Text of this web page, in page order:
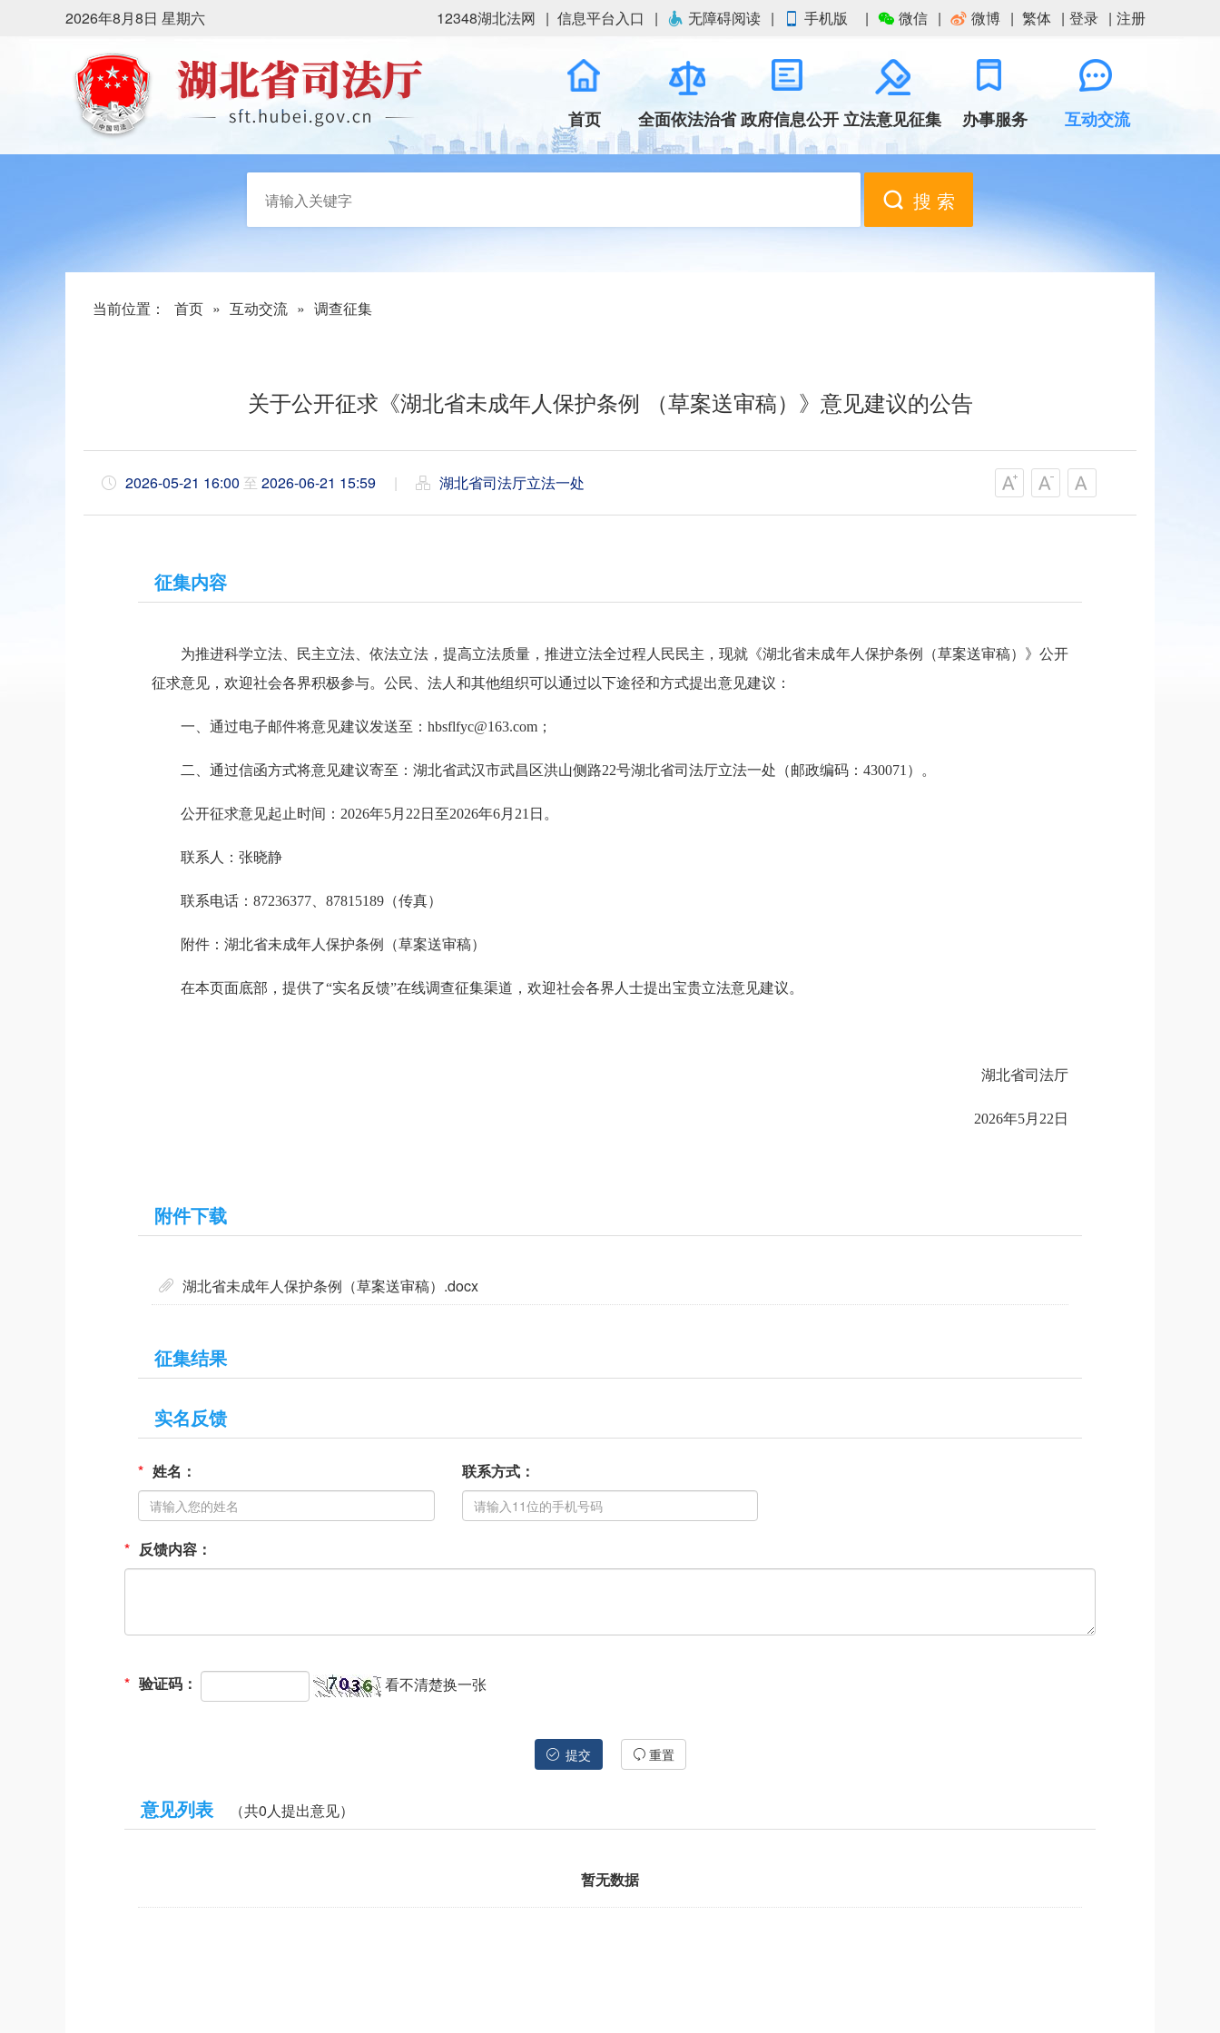
2026年8月8日 星期六 12348湖北法网 信息平台入口 无障碍阅读 手机版 微信 微博 繁体 登录 注册
首页 全面依法治省 政府信息公开 立法意见征集 办事服务 互动交流
搜 索
当前位置： 首页 » 互动交流 » 调查征集
关于公开征求《湖北省未成年人保护条例 （草案送审稿）》意见建议的公告
2026-05-21 16:00 至 2026-06-21 15:59 | 湖北省司法厅立法一处
征集内容
为推进科学立法、民主立法、依法立法，提高立法质量，推进立法全过程人民民主，现就《湖北省未成年人 保护条例（草案送审稿）》公开
征求意见，欢迎社会各界积极参与。公民、法人和其他组织可以通过以下途径和方式提出意见建议：
一、通过电子邮件将意见建议发送至： hbsflfyc@163.com ；
二、通过信函方式将意见建议寄至：湖北省武汉市武昌区洪山侧路22号湖北省司法厅立法一处（邮政编码： 430071 ）。
公开征求意见起止时间： 2026年5月 22 日至2026年6月 21 日。
联系人：张晓静
联系电话： 87236377 87815189 （传真）
附件：湖北省未成年人保护条例 （草案送审稿）
在本页面底部，提供了“实名反馈”在线调查征集渠道，欢迎社会各界人士提出宝贵立法意见建议。
湖北省司法厅
2026年5月 22 日
附件下载
湖北省未成年人保护条例（草案送审稿）.docx
征集结果
实名反馈
* 姓名： 联系方式：
* 反馈内容：
* 验证码： 看不清楚换一张
提交 重置
意见列表 （共0人提出意见）
暂无数据